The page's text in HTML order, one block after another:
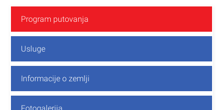
Program putovanja
Usluge
Informacije o zemlji